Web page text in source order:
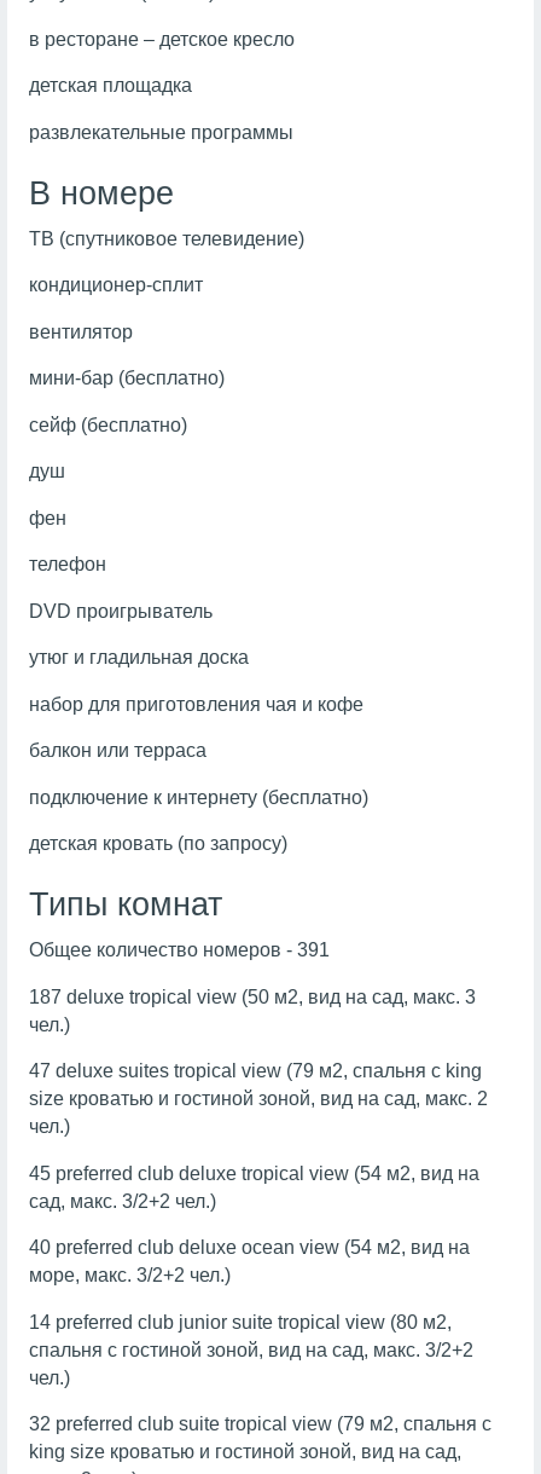
в ресторане – детское кресло
детская площадка
развлекательные программы
В номере
ТВ (спутниковое телевидение)
кондиционер-сплит
вентилятор
мини-бар (бесплатно)
сейф (бесплатно)
душ
фен
телефон
DVD проигрыватель
утюг и гладильная доска
набор для приготовления чая и кофе
балкон или терраса
подключение к интернету (бесплатно)
детская кровать (по запросу)
Типы комнат
Общее количество номеров - 391
187 deluxe tropical view (50 м2, вид на сад, макс. 3
чел.)
47 deluxe suites tropical view (79 м2, спальня с king
size кроватью и гостиной зоной, вид на сад, макс. 2
чел.)
45 preferred club deluxe tropical view (54 м2, вид на
сад, макс. 3/2+2 чел.)
40 preferred club deluxe ocean view (54 м2, вид на
море, макс. 3/2+2 чел.)
14 preferred club junior suite tropical view (80 м2,
спальня с гостиной зоной, вид на сад, макс. 3/2+2
чел.)
32 preferred club suite tropical view (79 м2, спальня с
king size кроватью и гостиной зоной, вид на сад,